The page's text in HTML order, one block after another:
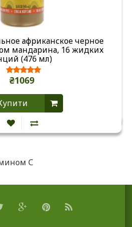
африканское черное
мандарина, 16 жидких
(476 мл)
₴1069
С